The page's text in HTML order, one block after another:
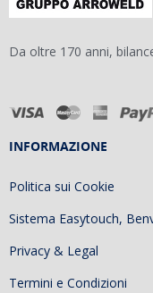
Da oltre 170 anni,
INFORMAZIONE
Politica sui Cookie
Sistema Easytouch,
Privacy & Legal
Termini e Condizioni